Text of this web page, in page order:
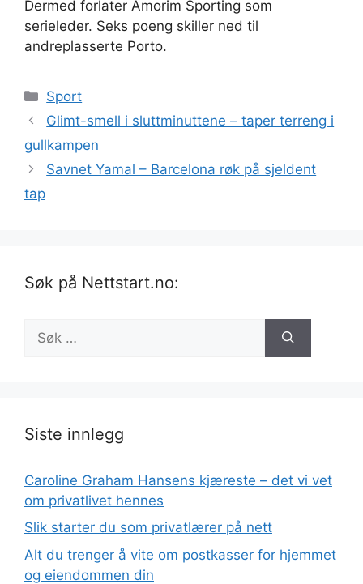
Dermed forlater Amorim Sporting som
serieleder. Seks poeng skiller ned til
andreplasserte Porto.
Kategorier
Sport
Glimt-smell i sluttminuttene – taper terreng i
gullkampen
Savnet Yamal – Barcelona røk på sjeldent
tap
Søk på Nettstart.no:
etter:
Siste innlegg
Caroline Graham Hansens kjæreste – det vi vet
om privatlivet hennes
Slik starter du som privatlærer på nett
Alt du trenger å vite om postkasser for hjemmet
og eiendommen din